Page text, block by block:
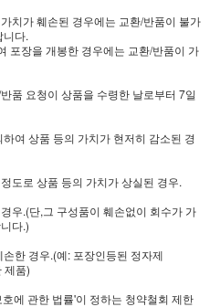
치가 훼손된 경우에는 교환/반품이 불가
다.
포장을 개봉한 경우에는 교환/반품이 가
품 요청이 상품을 수령한 날로부터 7일
여 상품 등의 가치가 현저히 감소된 경
도로 상품 등의 가치가 상실된 경우.
우.(단,그 구성품이 훼손없이 회수가 가
다.)
한 경우.(예: 포장인등된 정자제
제품)
에 관한 법률'이 정하는 청약철회 제한